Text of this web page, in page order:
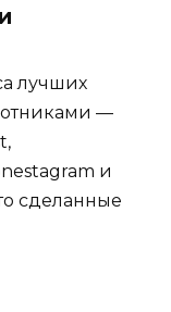
лучших
—
и
сделанные